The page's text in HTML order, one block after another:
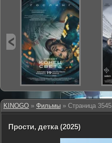
KINOGO » Фильмы » Страница 3545
Прости, детка (2025)